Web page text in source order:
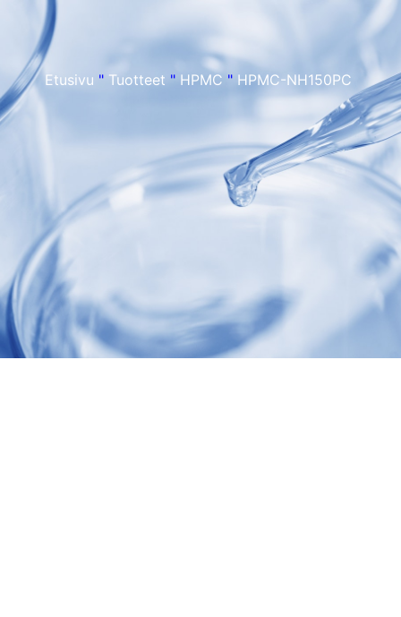
Etusivu " Tuotteet " HPMC " HPMC-NH150PC